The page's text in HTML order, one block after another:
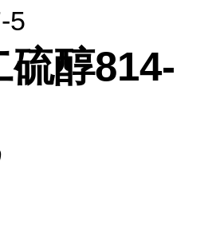
5
硫醇814-